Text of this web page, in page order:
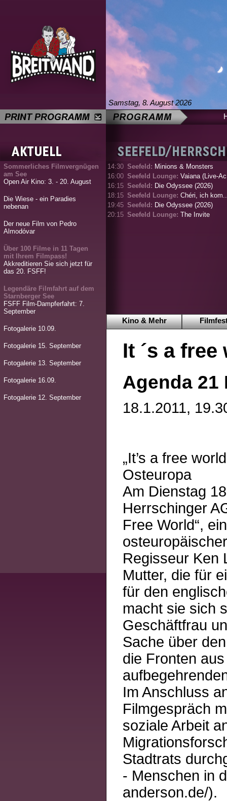
Samstag, 8. August 2026
Sommerliches Filmvergnügen
am See
Open Air Kino: 3. - 20. August
Die Wiese - ein Paradies
nebenan
Der neue Film von Pedro
Almodóvar
Über 100 Filme in 11 Tagen
mit Ihrem Filmpass!
Akkreditieren Sie sich jetzt für
das 20. FSFF!
Legendäre Filmfahrt auf dem
Starnberger See
FSFF Film-Dampferfahrt: 7.
September
Fotogalerie 10.09.
Fotogalerie 15. September
Fotogalerie 13. September
Fotogalerie 16.09.
Fotogalerie 12. September
14:30 Seefeld: Minions & Monsters
16:00 Seefeld Lounge: Vaiana (Live-
16:15 Seefeld: Die Odyssee (2026)
18:15 Seefeld Lounge: Chéri, ich
19:45 Seefeld: Die Odyssee (2026)
20:15 Seefeld Lounge: The Invite
Kino & Mehr
It ´s a free
Agenda 21
18.1.2011,
„It’s a free
Osteuropa
Am Dienstag
Herrschinger
Free World“,
Regisseur Ken
Mutter, die für
für den
macht sie sich
Geschäftfrau
Sache über
die Fronten
Im Anschluss
Filmgespräch
soziale Arbeit
Stadtrats
- Menschen in
anderson.de/).